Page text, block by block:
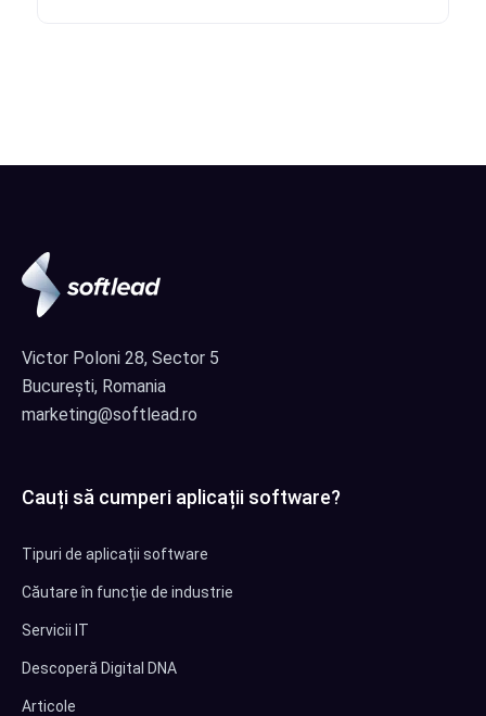
Victor Poloni 28, Sector 5
București, Romania
marketing@softlead.ro
Cauți să cumperi aplicații software?
Tipuri de aplicații software
Căutare în funcție de industrie
Servicii IT
Descoperă Digital DNA
Articole